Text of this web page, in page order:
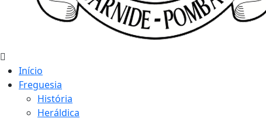
Início
Freguesia
História
Heráldica